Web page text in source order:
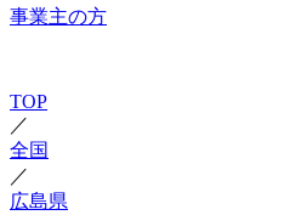
事業主の方
TOP
／
全国
／
広島県